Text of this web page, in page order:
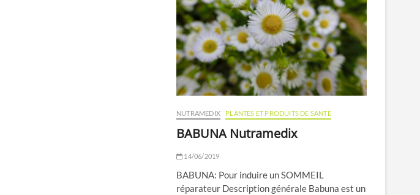
NUTRAMEDIX PLANTES ET PRODUITS DE SANTE
BABUNA Nutramedix
14/06/2019
BABUNA: Pour induire un SOMMEIL
réparateur Description générale Babuna est un